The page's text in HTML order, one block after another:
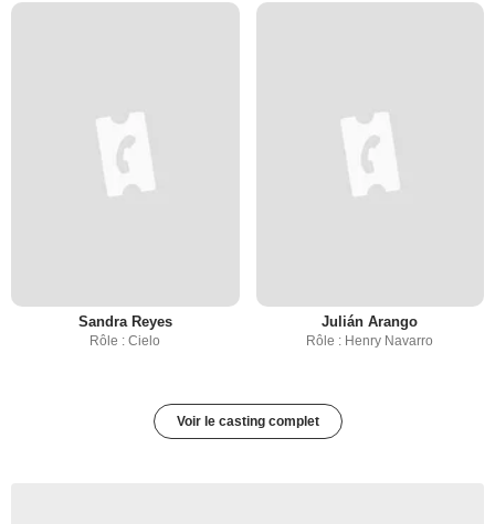
Sandra Reyes
Rôle : Cielo
Julián Arango
Rôle : Henry Navarro
Voir le casting complet